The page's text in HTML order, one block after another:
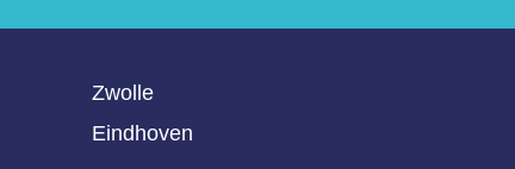
Zwolle
Eindhoven